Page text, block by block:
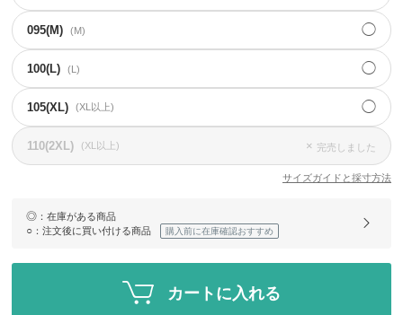
095(M) (M) ◯
100(L) (L) ◯
105(XL) (XL以上) ◯
110(2XL) (XL以上) × 完売しました
サイズガイドと採寸方法
◎ ：在庫がある商品
○ ：注文後に買い付ける商品 購入前に在庫確認おすすめ
カートに入れる